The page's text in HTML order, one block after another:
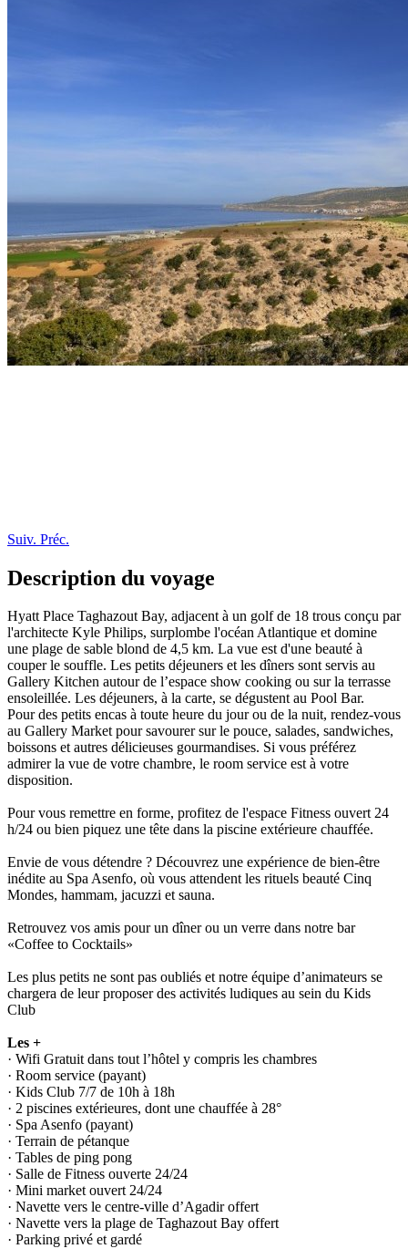
Suiv. Préc.
Description du voyage
Hyatt Place Taghazout Bay, adjacent à un golf de 18 trous conçu par
l'architecte Kyle Philips, surplombe l'océan Atlantique et domine
une plage de sable blond de 4,5 km. La vue est d'une beauté à
couper le souffle. Les petits déjeuners et les dîners sont servis au
Gallery Kitchen autour de l’espace show cooking ou sur la terrasse
ensoleillée. Les déjeuners, à la carte, se dégustent au Pool Bar.
Pour des petits encas à toute heure du jour ou de la nuit, rendez-vous
au Gallery Market pour savourer sur le pouce, salades, sandwiches,
boissons et autres délicieuses gourmandises. Si vous préférez
admirer la vue de votre chambre, le room service est à votre
disposition.
Pour vous remettre en forme, profitez de l'espace Fitness ouvert 24
h/24 ou bien piquez une tête dans la piscine extérieure chauffée.
Envie de vous détendre ? Découvrez une expérience de bien-être
inédite au Spa Asenfo, où vous attendent les rituels beauté Cinq
Mondes, hammam, jacuzzi et sauna.
Retrouvez vos amis pour un dîner ou un verre dans notre bar
«Coffee to Cocktails»
Les plus petits ne sont pas oubliés et notre équipe d’animateurs se
chargera de leur proposer des activités ludiques au sein du Kids
Club
Les +
· Wifi Gratuit dans tout l’hôtel y compris les chambres
· Room service (payant)
· Kids Club 7/7 de 10h à 18h
· 2 piscines extérieures, dont une chauffée à 28°
· Spa Asenfo (payant)
· Terrain de pétanque
· Tables de ping pong
· Salle de Fitness ouverte 24/24
· Mini market ouvert 24/24
· Navette vers le centre-ville d’Agadir offert
· Navette vers la plage de Taghazout Bay offert
· Parking privé et gardé